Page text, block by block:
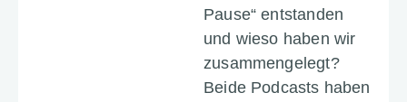
Pause“ entstanden
und wieso haben wir
zusam­men­ge­legt?
Beide Podcasts haben